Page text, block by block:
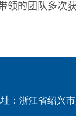
领的团队多次
：浙江省绍兴